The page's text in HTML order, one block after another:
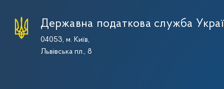
Державна податкова служба
04053, м. Київ,
Львівська пл., 8